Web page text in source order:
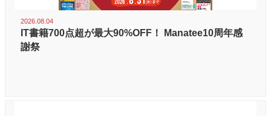
2026.08.04
IT書籍700点超が最大90%OFF！ Manatee10周年感
謝祭